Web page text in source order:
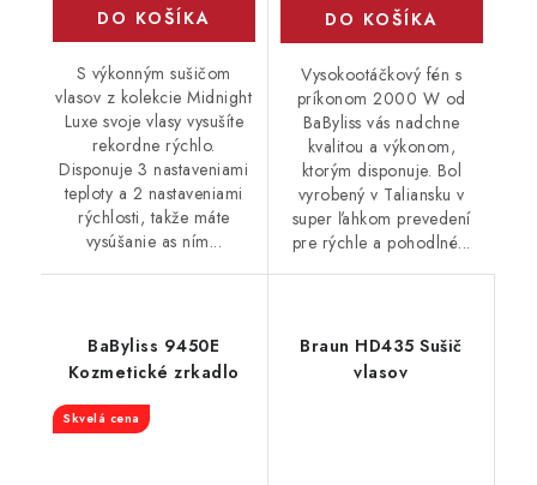
DO KOŠÍKA
S výkonným sušičom
vlasov z kolekcie Midnight
Luxe svoje vlasy vysušíte
rekordne rýchlo.
Disponuje 3 nastaveniami
teploty a 2 nastaveniami
rýchlosti, takže máte
vysúšanie as ním...
DO KOŠÍKA
Vysokootáčkový fén s
príkonom 2000 W od
BaByliss vás nadchne
kvalitou a výkonom,
ktorým disponuje. Bol
vyrobený v Taliansku v
super ľahkom prevedení
pre rýchle a pohodlné...
BaByliss 9450E
Kozmetické zrkadlo
Skvelá cena
Braun HD435 Sušič
vlasov